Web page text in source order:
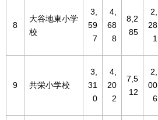
8
大谷地東小学
校
3,
59
7
4,
68
8
8,2
85
2,
28
1
9 共栄小学校
3,
31
0
4,
20
2
7,5
12
2,
00
6